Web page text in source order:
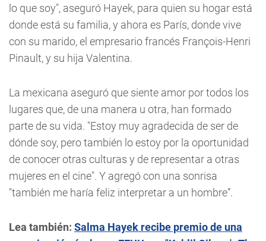
lo que soy", aseguró Hayek, para quien su hogar está
donde está su familia, y ahora es París, donde vive
con su marido, el empresario francés François-Henri
Pinault, y su hija Valentina.
La mexicana aseguró que siente amor por todos los
lugares que, de una manera u otra, han formado
parte de su vida. "Estoy muy agradecida de ser de
dónde soy, pero también lo estoy por la oportunidad
de conocer otras culturas y de representar a otras
mujeres en el cine". Y agregó con una sonrisa
"también me haría feliz interpretar a un hombre”.
Lea también: Salma Hayek recibe premio de una